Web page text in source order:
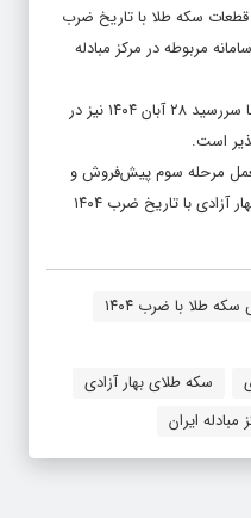
سکه طلا با تاریخ ضرب
سررسید ۳۱ شهریور ۱۴۰۴ در سامانه مربوطه در مرکز مبادله
ثبت پیش‌خرید سکه طلای بهار آزادی با سررسید ۲۸ آبان ۱۴۰۴ نیز در
مرحله سوم پیش‌فروش و
قیمت‌های قطعات مختلف سکه طلای بهار آزادی با تاریخ ضرب ۱۴۰۴
طلا با ضرب ۱۴۰۴
سکه طلای بهار آزادی
مبادله ایران